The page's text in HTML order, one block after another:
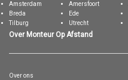
Amsterdam Amersfoort
Breda
Ede
Tilburg
Utrecht
Over Monteur Op Afstand
Over ons